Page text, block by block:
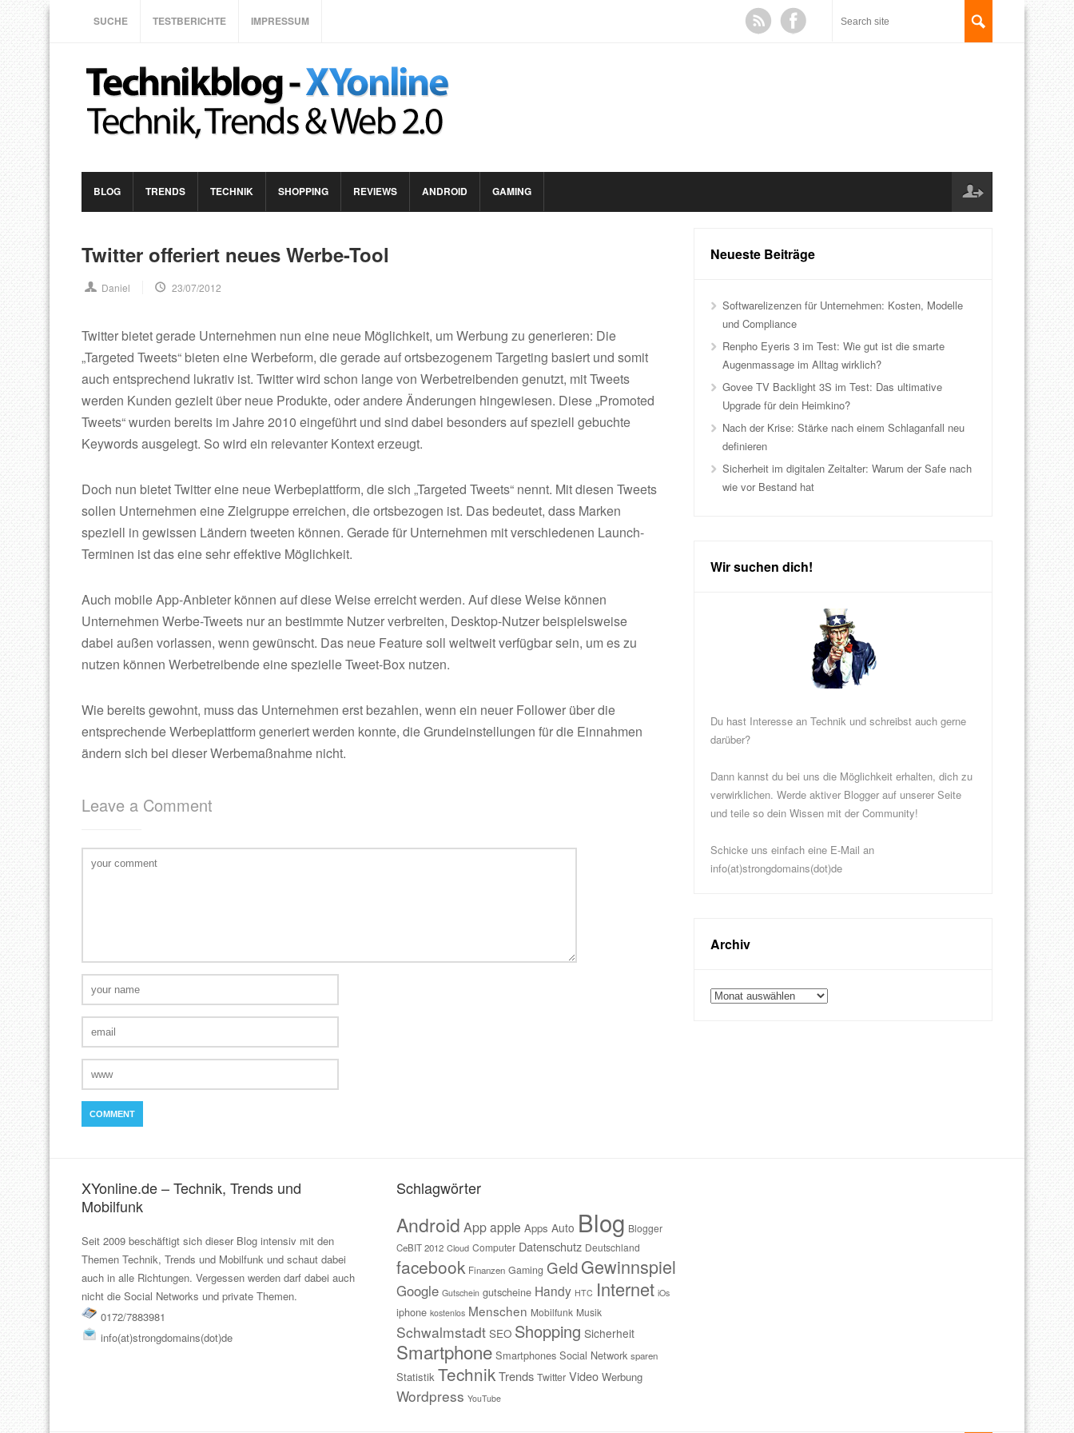
SUCHE TESTBERICHTE IMPRESSUM
BLOG TRENDS TECHNIK SHOPPING REVIEWS ANDROID GAMING
Twitter offeriert neues Werbe-Tool
Daniel 23/07/2012
Twitter bietet gerade Unternehmen nun eine neue Möglichkeit, um Werbung zu generieren: Die
„Targeted Tweets“ bieten eine Werbeform, die gerade auf ortsbezogenem Targeting basiert und somit
auch entsprechend lukrativ ist. Twitter wird schon lange von Werbetreibenden genutzt, mit Tweets
werden Kunden gezielt über neue Produkte, oder andere Änderungen hingewiesen. Diese „Promoted
Tweets“ wurden bereits im Jahre 2010 eingeführt und sind dabei besonders auf speziell gebuchte
Keywords ausgelegt. So wird ein relevanter Kontext erzeugt.
Doch nun bietet Twitter eine neue Werbeplattform, die sich „Targeted Tweets“ nennt. Mit diesen Tweets
sollen Unternehmen eine Zielgruppe erreichen, die ortsbezogen ist. Das bedeutet, dass Marken
speziell in gewissen Ländern tweeten können. Gerade für Unternehmen mit verschiedenen Launch-
Terminen ist das eine sehr effektive Möglichkeit.
Auch mobile App-Anbieter können auf diese Weise erreicht werden. Auf diese Weise können
Unternehmen Werbe-Tweets nur an bestimmte Nutzer verbreiten, Desktop-Nutzer beispielsweise
dabei außen vorlassen, wenn gewünscht. Das neue Feature soll weltweit verfügbar sein, um es zu
nutzen können Werbetreibende eine spezielle Tweet-Box nutzen.
Wie bereits gewohnt, muss das Unternehmen erst bezahlen, wenn ein neuer Follower über die
entsprechende Werbeplattform generiert werden konnte, die Grundeinstellungen für die Einnahmen
ändern sich bei dieser Werbemaßnahme nicht.
Leave a Comment
Neueste Beiträge
Softwarelizenzen für Unternehmen: Kosten, Modelle
und Compliance
Renpho Eyeris 3 im Test: Wie gut ist die smarte
Augenmassage im Alltag wirklich?
Govee TV Backlight 3S im Test: Das ultimative
Upgrade für dein Heimkino?
Nach der Krise: Stärke nach einem Schlaganfall neu
definieren
Sicherheit im digitalen Zeitalter: Warum der Safe nach
wie vor Bestand hat
Wir suchen dich!
Du hast Interesse an Technik und schreibst auch gerne
darüber?
Dann kannst du bei uns die Möglichkeit erhalten, dich zu
verwirklichen. Werde aktiver Blogger auf unserer Seite
und teile so dein Wissen mit der Community!
Schicke uns einfach eine E-Mail an
info(at)strongdomains(dot)de
Archiv
Archiv
XYonline.de – Technik, Trends und
Mobilfunk
Seit 2009 beschäftigt sich dieser Blog intensiv mit den
Themen Technik, Trends und Mobilfunk und schaut dabei
auch in alle Richtungen. Vergessen werden darf dabei auch
nicht die Social Networks und private Themen.
0172/7883981
info(at)strongdomains(dot)de
Schlagwörter
Android Appapple Apps Auto Blog Blogger
CeBIT 2012 Cloud Computer Datenschutz Deutschland
facebook Finanzen Gaming GeldGewinnspiel
Google Gutschein gutscheine Handy HTC Internet iOs
iphone kostenlos Menschen Mobilfunk Musik
Schwalmstadt SEO Shopping Sicherheit
Smartphone Smartphones Social Network sparen
Statistik TechnikTrends Twitter Video Werbung
Wordpress YouTube